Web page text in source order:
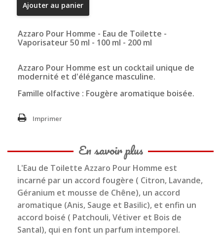
Ajouter au panier
Azzaro Pour Homme - Eau de Toilette -
Vaporisateur 50 ml - 100 ml - 200 ml
Azzaro Pour Homme est un cocktail unique de
modernité et d'élégance masculine.
Famille olfactive : Fougère aromatique boisée.
Imprimer
En savoir plus
L'Eau de Toilette Azzaro Pour Homme est
incarné par un accord fougère ( Citron, Lavande,
Géranium et mousse de Chêne), un accord
aromatique (Anis, Sauge et Basilic), et enfin un
accord boisé ( Patchouli, Vétiver et Bois de
Santal), qui en font un parfum intemporel.